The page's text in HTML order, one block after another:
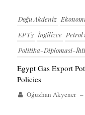
Doğu Akdeniz
EPT3 İngilizce Petrol
Politika-Diplomasi-
Egypt Gas Export
Policies
Oğuzhan Akyener –